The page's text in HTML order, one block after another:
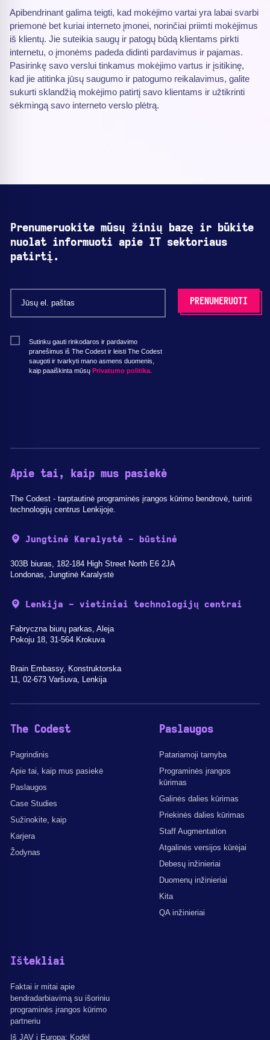
Apibendrinant galima teigti, kad mokėjimo vartai yra labai svarbi
priemonė bet kuriai interneto įmonei, norinčiai priimti mokėjimus
iš klientų. Jie suteikia saugų ir patogų būdą klientams pirkti
internetu, o įmonėms padeda didinti pardavimus ir pajamas.
Pasirinkę savo verslui tinkamus mokėjimo vartus ir įsitikinę,
kad jie atitinka jūsų saugumo ir patogumo reikalavimus, galite
sukurti sklandžią mokėjimo patirtį savo klientams ir užtikrinti
sėkmingą savo interneto verslo plėtrą.
Prenumeruokite mūsų žinių bazę ir būkite
nuolat informuoti apie IT sektoriaus
patirtį.
Sutinku gauti rinkodaros ir pardavimo
pranešimus iš The Codest ir leisti The Codest
saugoti ir tvarkyti mano asmens duomenis,
kaip paaiškinta mūsų Privatumo politika.
Apie tai, kaip mus pasiekė
The Codest - tarptautinė programinės įrangos kūrimo bendrovė, turinti
technologijų centrus Lenkijoje.
Jungtinė Karalystė - būstinė
303B biuras, 182-184 High Street North E6 2JA
Londonas, Jungtinė Karalystė
Lenkija - vietiniai technologijų centrai
Fabryczna biurų parkas, Aleja
Pokoju 18, 31-564 Krokuva
Brain Embassy, Konstruktorska
11, 02-673 Varšuva, Lenkija
The Codest
Pagrindinis
Apie tai, kaip mus pasiekė
Paslaugos
Case Studies
Sužinokite, kaip
Karjera
Žodynas
Paslaugos
Patariamoji tarnyba
Programinės įrangos
kūrimas
Galinės dalies kūrimas
Priekinės dalies kūrimas
Staff Augmentation
Atgalinės versijos kūrėjai
Debesų inžinieriai
Duomenų inžinieriai
Kita
QA inžinieriai
Ištekliai
Faktai ir mitai apie
bendradarbiavimą su išoriniu
programinės įrangos kūrimo
partneriu
Iš JAV į Europą: Kodėl